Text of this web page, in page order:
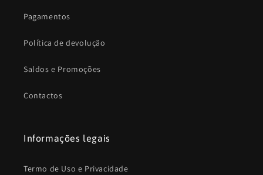
Pagamentos
Política de devolução
Saldos e Promoções
Contactos
Informações legais
Termo de Uso e Privacidade